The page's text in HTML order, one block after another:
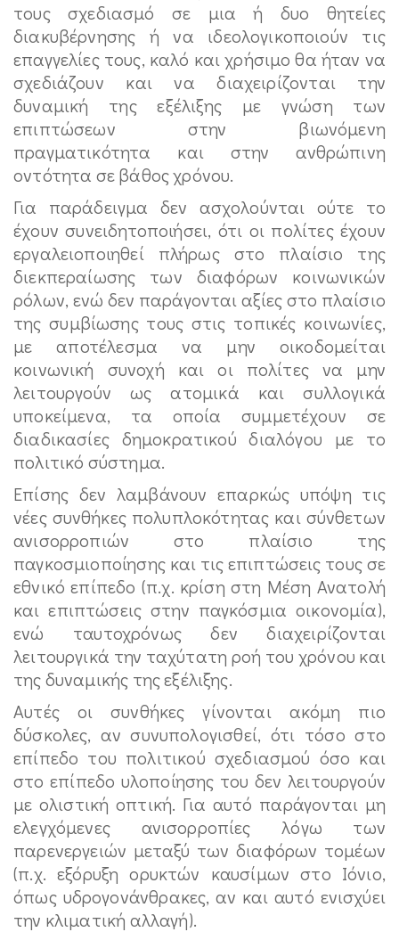
τους σχεδιασμό σε μια ή δυο θητείες
διακυβέρνησης ή να ιδεολογικοποιούν τις
επαγγελίες τους, καλό και χρήσιμο θα ήταν να
σχεδιάζουν και να διαχειρίζονται την
δυναμική της εξέλιξης με γνώση των
επιπτώσεων στην βιωνόμενη
πραγματικότητα και στην ανθρώπινη
οντότητα σε βάθος χρόνου.
Για παράδειγμα δεν ασχολούνται ούτε το
έχουν συνειδητοποιήσει, ότι οι πολίτες έχουν
εργαλειοποιηθεί πλήρως στο πλαίσιο της
διεκπεραίωσης των διαφόρων κοινωνικών
ρόλων, ενώ δεν παράγονται αξίες στο πλαίσιο
της συμβίωσης τους στις τοπικές κοινωνίες,
με αποτέλεσμα να μην οικοδομείται
κοινωνική συνοχή και οι πολίτες να μην
λειτουργούν ως ατομικά και συλλογικά
υποκείμενα, τα οποία συμμετέχουν σε
διαδικασίες δημοκρατικού διαλόγου με το
πολιτικό σύστημα.
Επίσης δεν λαμβάνουν επαρκώς υπόψη τις
νέες συνθήκες πολυπλοκότητας και σύνθετων
ανισορροπιών στο πλαίσιο της
παγκοσμιοποίησης και τις επιπτώσεις τους σε
εθνικό επίπεδο (π.χ. κρίση στη Μέση Ανατολή
και επιπτώσεις στην παγκόσμια οικονομία),
ενώ ταυτοχρόνως δεν διαχειρίζονται
λειτουργικά την ταχύτατη ροή του χρόνου και
της δυναμικής της εξέλιξης.
Αυτές οι συνθήκες γίνονται ακόμη πιο
δύσκολες, αν συνυπολογισθεί, ότι τόσο στο
επίπεδο του πολιτικού σχεδιασμού όσο και
στο επίπεδο υλοποίησης του δεν λειτουργούν
με ολιστική οπτική. Για αυτό παράγονται μη
ελεγχόμενες ανισορροπίες λόγω των
παρενεργειών μεταξύ των διαφόρων τομέων
(π.χ. εξόρυξη ορυκτών καυσίμων στο Ιόνιο,
όπως υδρογονάνθρακες, αν και αυτό ενισχύει
την κλιματική αλλαγή).